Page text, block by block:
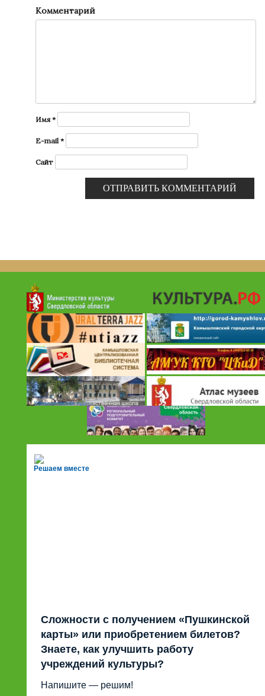
Комментарий
Имя*
E-mail*
Сайт
Решаем вместе
Сложности с получением «Пушкинской
карты» или приобретением билетов?
Знаете, как улучшить работу
учреждений культуры?
Напишите — решим!